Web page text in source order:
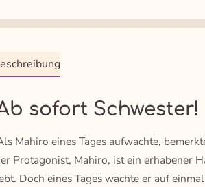
sofort
Mahiro eines Tages aufwachte,
Protagonist, Mahiro, ist ein erhabener
Doch eines Tages wachte er auf